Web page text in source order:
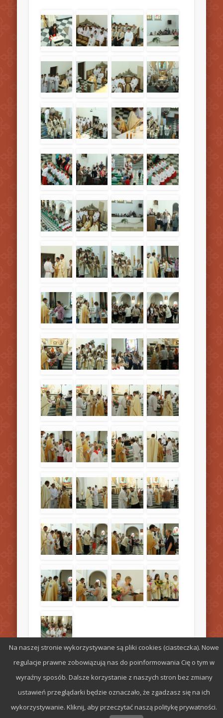
© 2026 Parafia św. Stefana w Radomiu
Na naszej stronie wykorzystywane są pliki cookies (ciasteczka). Nowe
regulacje prawne zobowiązują nas do poinformowania Cię o tym w
wyraźny sposób. Dalsze korzystanie z naszych stron bez zmiany
ustawień przeglądarki będzie oznaczało, że zgadzasz się na ich
wykorzystywanie. Kliknij, aby przeczytać naszą politykę prywatności.